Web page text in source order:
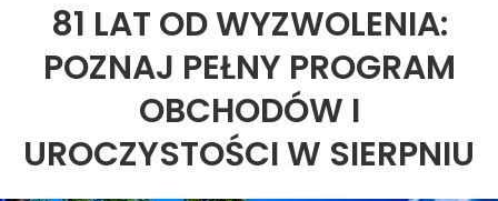
81 LAT OD WYZWOLENIA:
POZNAJ PEŁNY PROGRAM
OBCHODÓW I
UROCZYSTOŚCI W SIERPNIU